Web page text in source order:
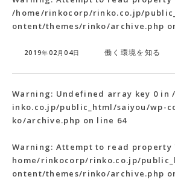
/home/rinkocorp/rinko.co.jp/
ontent/themes/rinko/archive.php
2019年02月04日 働く環境を知る
Warning: Undefined array key 0 in
inko.co.jp/public_html/saiyou/wp-
ko/archive.php on line 64
Warning: Attempt to read property
home/rinkocorp/rinko.co.jp/
ontent/themes/rinko/archive.php